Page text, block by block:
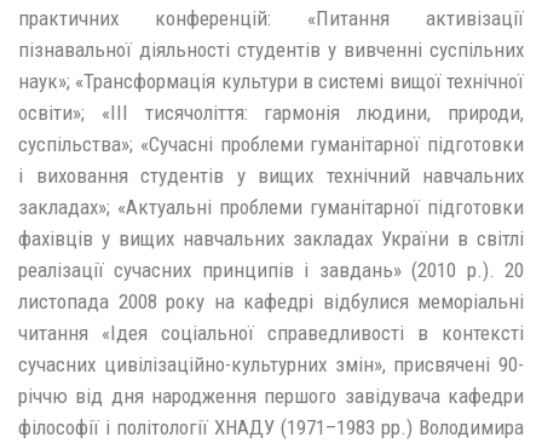
практичних конференцій: «Питання активізації
пізнавальної діяльності студентів у вивченні суспільних
наук»; «Трансформація культури в системі вищої технічної
освіти»; «III тисячоліття: гармонія людини, природи,
суспільства»; «Сучасні проблеми гуманітарної підготовки
і виховання студентів у вищих технічний навчальних
закладах»; «Актуальні проблеми гуманітарної підготовки
фахівців у вищих навчальних закладах України в світлі
реалізації сучасних принципів і завдань» (2010 р.). 20
листопада 2008 року на кафедрі відбулися меморіальні
читання «Ідея соціальної справедливості в контексті
сучасних цивілізаційно-культурних змін», присвячені 90-
річчю від дня народження першого завідувача кафедри
філософії і політології ХНАДУ (1971–1983 рр.) Володимира